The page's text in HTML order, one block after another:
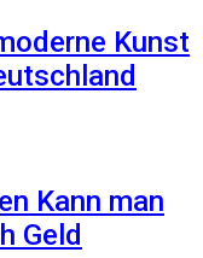
Kunst
Kann man
Geld